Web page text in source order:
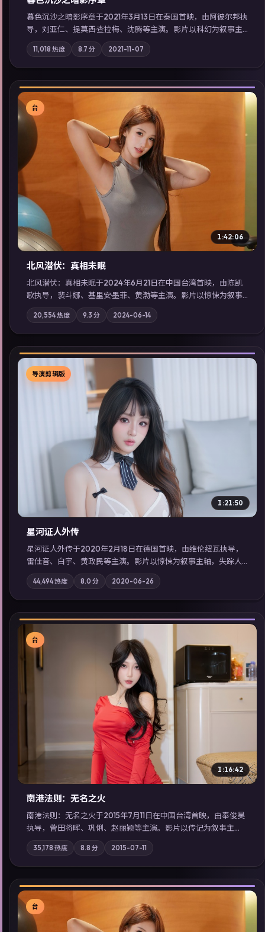
暮色沉沙之暗影序章于2021年3月13日在泰国首映，由阿彼尔邦执
导，刘亚仁、提莫西·查拉梅、沈腾等主演。影片以科幻为叙事主
轴，一场意外将众人卷入不可撤回的连锁反应；摄影与配乐强化
地域气质；站内亦可通过「国产免费观看高清电视剧在线看」延
展检索同类型高分佳作，畅享高清在线追剧体验。
11,018 热度 8.7 分 2021-11-07
▶
台
1:42:06
北风潜伏：真相未眠
北风潜伏：真相未眠于2024年6月21日在中国台湾首映，由陈凯
歌执导，裴斗娜、基里安·墨菲、黄渤等主演。影片以惊悚为叙事
主轴，失踪人口档案牵出跨国灰色产业链；摄影与配乐强化地域
气质；站内亦可通过「国产免费观看高清电视剧在线看」延展检
索同类型高分佳作，畅享高清在线追剧体验。
20,554热度 9.3 分 2024-06-14
▶
导演剪辑版
1:21:50
星河证人外传
星河证人外传于2020年2月18日在德国首映，由维伦纽瓦执导，
雷佳音、白宇、黄政民等主演。影片以惊悚为叙事主轴，失踪人
口档案牵出跨国灰色产业链；摄影与配乐强化地域气质；站内亦
可通过「国产免费观看高清电视剧在线看」延展检索同类型高分
佳作，畅享高清在线追剧体验。
44,494热度 8.0 分 2020-06-26
▶
台
1:16:42
南港法则：无名之火
南港法则：无名之火于2015年7月11日在中国台湾首映，由奉俊昊
执导，菅田将晖、巩俐、赵丽颖等主演。影片以传记为叙事主
轴，记忆碎片重组后，主角发现自己从未活过“真实”的一天；摄
影与配乐强化地域气质；站内亦可通过「国产免费观看高清电视
剧在线看」延展检索同类型高分佳作，畅享高清在线追剧体验。
35,178 热度 8.8 分 2015-07-11
台